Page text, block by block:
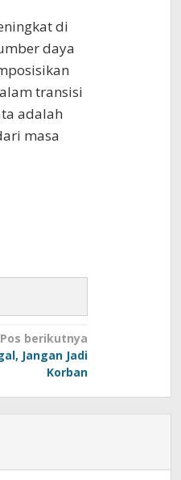
di
daya
transisi
adalah
masa
Pos berikutnya
Jangan Jadi
Korban